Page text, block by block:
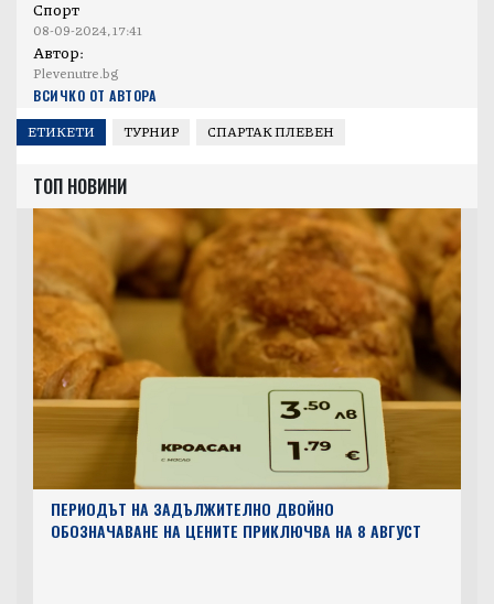
Спорт
08-09-2024, 17:41
Автор:
Plevenutre.bg
ВСИЧКО ОТ АВТОРА
ЕТИКЕТИ ТУРНИР СПАРТАК ПЛЕВЕН
ТОП НОВИНИ
ПЕРИОДЪТ НА ЗАДЪЛЖИТЕЛНО ДВОЙНО
ОБОЗНАЧАВАНЕ НА ЦЕНИТЕ ПРИКЛЮЧВА НА 8 АВГУСТ